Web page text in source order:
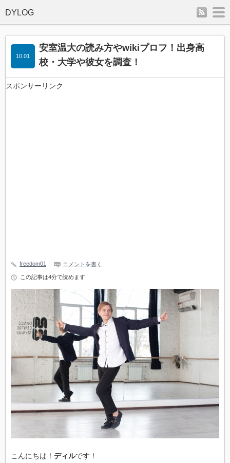
rss
安室温大の読み方やwikiプロフ！出身高
校・大学や彼女を調査！
10.01
スポンサーリンク
freedom01 コメントを書く
この記事は4分で読めます
こんにちは！ ディルです！